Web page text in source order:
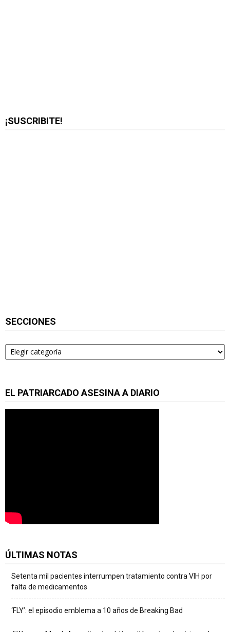
¡SUSCRIBITE!
SECCIONES
Secciones
EL PATRIARCADO ASESINA A DIARIO
ÚLTIMAS NOTAS
Setenta mil pacientes interrumpen tratamiento contra VIH por
falta de medicamentos
‘FLY’: el episodio emblema a 10 años de Breaking Bad